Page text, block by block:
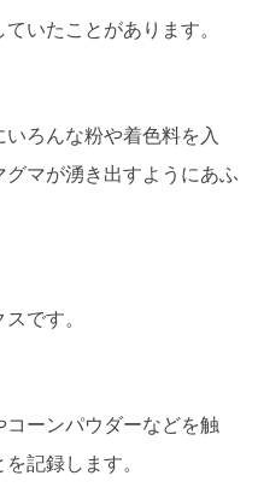
いたことがあります。
ろんな粉や着色料を入
マが湧き出すようにあふ
です。
ーンパウダーなどを触
記録します。